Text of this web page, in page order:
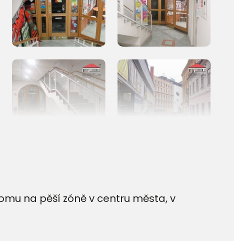
na pěší zóně v centru města, v